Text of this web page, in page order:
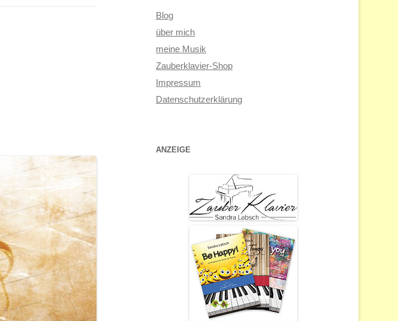
Blog
über mich
meine Musik
Zauberklavier-Shop
Impressum
Datenschutzerklärung
ANZEIGE